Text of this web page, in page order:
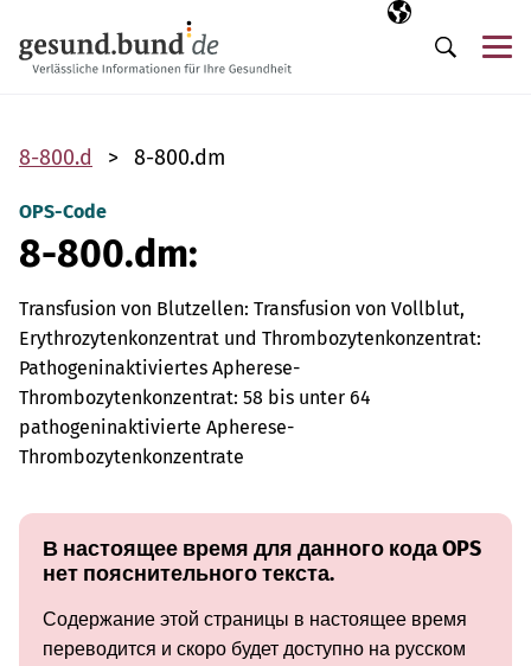
Выбранный
RU
Поиск
8-800.d 8-800.dm
OPS-Code
8-800.dm:
Transfusion von Blutzellen: Transfusion von Vollblut,
Erythrozytenkonzentrat und Thrombozytenkonzentrat:
Pathogeninaktiviertes Apherese-
Thrombozytenkonzentrat: 58 bis unter 64
pathogeninaktivierte Apherese-
Thrombozytenkonzentrate
В настоящее время для данного кода OPS
нет пояснительного текста.
Содержание этой страницы в настоящее время
переводится и скоро будет доступно на русском